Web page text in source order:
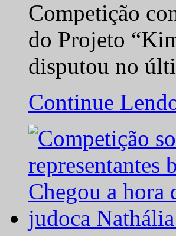
Competição
do Projeto
disputou no
Continue